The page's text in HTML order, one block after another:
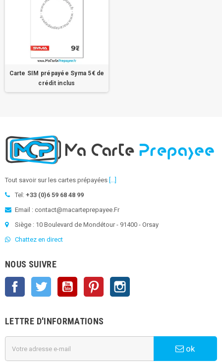
Carte SIM prépayée Syma 5€ de
crédit inclus
Tout savoir sur les cartes prépayées [...]
Tel: +33 (0)6 59 68 48 99
Email : contact@macarteprepayee.Fr
Siège : 10 Boulevard de Mondétour - 91400 - Orsay
Chattez en direct
NOUS SUIVRE
Facebook Twitter YouTube Pinterest
LETTRE D'INFORMATIONS
ok